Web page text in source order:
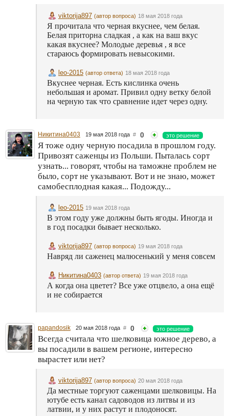
viktorija897 (автор вопроса) 18 мая 2018 года
Я прочитала что черная вкуснее, чем белая.
Белая приторна сладкая , а как на ваш вкус
какая вкуснее? Молодые деревья , я все
стараюсь формировать невысокими.
leo-2015 (автор ответа) 18 мая 2018 года
Вкуснее черная. Есть кислинка очень
небольшая и аромат. Привил одну ветку белой
на черную так что сравнение идет через одну.
Никитина0403 19 мая 2018 года # 0 это решение
Я тоже одну черную посадила в прошлом году.
Привозят саженцы из Польши. Пыталась сорт
узнать... говорят, чтобы на таможне проблем не
было, сорт не указывают. Вот и не знаю, может
самобесплодная какая... Подожду...
leo-2015 19 мая 2018 года
В этом году уже должны быть ягоды. Иногда и
в год посадки бывает несколько.
viktorija897 (автор вопроса) 19 мая 2018 года
Навряд ли саженец малюсенький у меня совсем
Никитина0403 (автор ответа) 19 мая 2018 года
А когда она цветет? Все уже отцвело, а она ещё
и не собирается
papandosik 20 мая 2018 года # 0 это решение
Всегда считала что шелковица южное дерево, а
вы посадили в вашем регионе, интересно
вырастет или нет?
viktorija897 (автор вопроса) 20 мая 2018 года
Да местные торгуют саженцами шелковицы. На
ютубе есть канал садоводов из литвы и из
латвии, и у них растут и плодоносят.